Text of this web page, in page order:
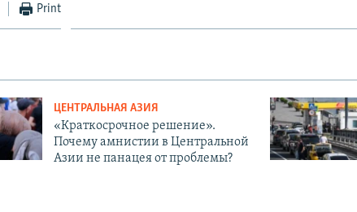
Print
ЦЕНТРАЛЬНАЯ АЗИЯ
«Краткосрочное решение».
Почему амнистии в Центральной
Азии не панацея от проблемы?